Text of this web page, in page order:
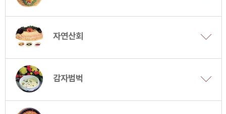
자연산회
감자범벅